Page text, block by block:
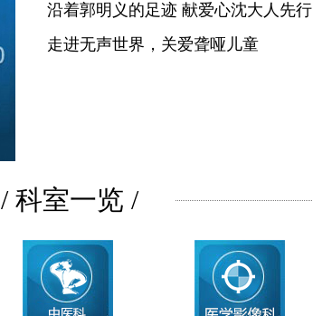
沿着郭明义的足迹 献爱心沈大人先行
走进无声世界，关爱聋哑儿童
/ 科室一览 /